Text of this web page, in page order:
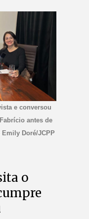
e conversou
antes de
Doré/JCPP
o